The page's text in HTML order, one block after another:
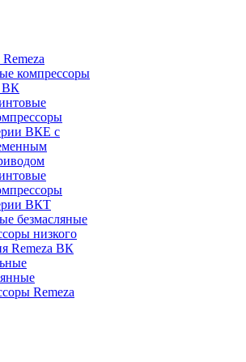
компрессоры
ВК
ВКЕ с
ВКТ
безмасляные
низкого
Remeza ВК
Remeza